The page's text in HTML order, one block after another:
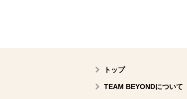
トップ
TEAM BEYONDについて